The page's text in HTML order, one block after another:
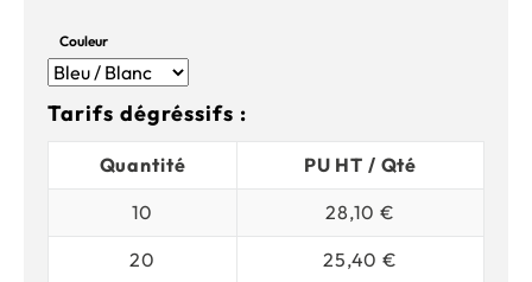
Couleur
Tarifs dégréssifs :
Quantité
PU HT / Qté
10
28,10 €
20
25,40 €